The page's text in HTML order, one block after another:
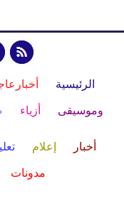
الرئيسية
وموسيقى أزياء
أخبار إعلام
مدونات